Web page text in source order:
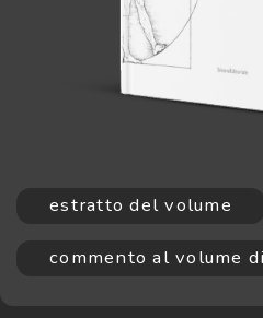
estratto del volume
commento al volume